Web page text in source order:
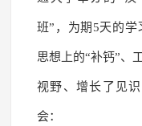
班”，为期5天的学
思想上的“补钙”、
视野、增长了见
会：